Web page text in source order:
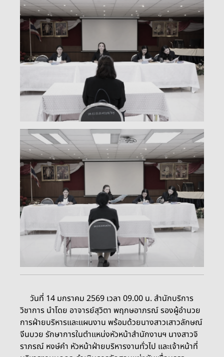
วันที่ 14 มกราคม 2569 เวลา 09.00 น. สำนักบริการ
วิชาการ นำโดย อาจารย์สุวิตา พฤกษอาภรณ์ รองผู้อำนวย
การฝ่ายบริหารและแผนงาน พร้อมด้วยนางสาวเสาวลักษณ์
จีนบวย รักษาการในตำแหน่งหัวหน้าสำนักงานฯ นางสาวจิ
ราภรณ์ หงษ์คำ หัวหน้าฝ่ายบริหารงานทั่วไป และเจ้าหน้าที่